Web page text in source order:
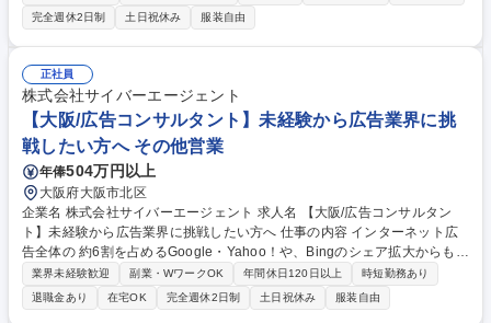
と連携して実現し、お客様の課題解決を支援します。 既存顧客から寄せら
れる多品種・大ロットの印刷案件に対し、オフセット印刷・オンデマンド
印刷・シルク印刷等の最適な印刷方法を選定し、外注先への手配から納品
までの進行管理を担当します。また、営業担当と連携してお客様への提案
活動も行います。 募集職種 【東京】印刷のトータルサポート営業／年間
休日125日/転勤無/WLBに自信あり
完全週休2日制
土日祝休み 服装自由
正社員
株式会社サイバーエージェント
【大阪/広告コンサルタント】未経験から広告業界に挑
戦したい方へ その他営業
年俸504万円以上
大阪府大阪市北区
企業名 株式会社サイバーエージェント 求人名 【大阪/広告コンサルタン
ト】未経験から広告業界に挑戦したい方へ 仕事の内容 インターネット広
告全体の 約6割を占めるGoogle・Yahoo！や、Bingのシェア拡大からも今
後の成長が予想されるMicrosoftのプロダクトに特化したアカウントプラン
ナー兼SEMコンサルタントをご担当いただきます。 ■クライアントが抱え
る課題やニーズの発見 ■社内メンバーをアサインし、クライアントの案件
業界未経験歓迎 副業・WワークOK 年間休日120日以上
時短勤務あり
退職金あり
在宅OK 完全週休2日制 土日祝休み 服装自由